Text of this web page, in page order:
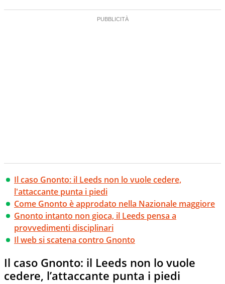
Il caso Gnonto: il Leeds non lo vuole cedere,
l'attaccante punta i piedi
Come Gnonto è approdato nella Nazionale maggiore
Gnonto intanto non gioca, il Leeds pensa a
provvedimenti disciplinari
Il web si scatena contro Gnonto
Il caso Gnonto: il Leeds non lo vuole
cedere, l’attaccante punta i piedi